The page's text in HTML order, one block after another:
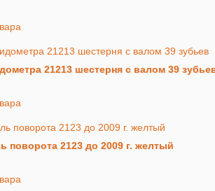
21213 шестерня с валом 39
поворота 2123 до 2009 г. желтый